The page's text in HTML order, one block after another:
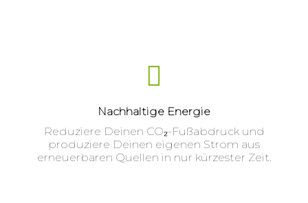
Nachhaltige Energie
Reduziere Deinen CO₂-Fußabdruck und
produziere Deinen eigenen Strom aus
erneuerbaren Quellen in nur kürzester Zeit.